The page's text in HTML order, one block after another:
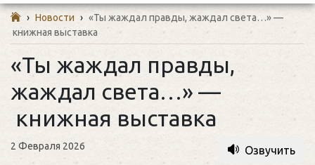
› Новости › «Ты жаждал правды, жаждал света…» —
книжная выставка
«Ты жаждал правды,
жаждал света…» —
книжная выставка
2 Февраля 2026 Озвучить